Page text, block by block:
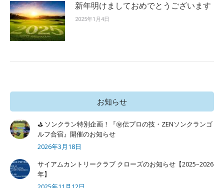
新年明けましておめでとうございます
2025年1月4日
お知らせ
⛳ ソンクラン特別企画！『㊙️伝プロの技・ZENソンクランゴ
ルフ合宿』開催のお知らせ
2026年3月18日
サイアムカントリークラブ クローズのお知らせ【2025–2026
年】